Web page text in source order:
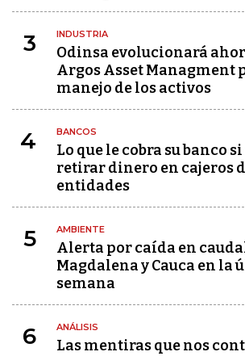
3 INDUSTRIA
Odinsa evolucionará
Argos Asset Managment
manejo de los activos
4 BANCOS
Lo que le cobra su banco
retirar dinero en cajeros
entidades
5 AMBIENTE
Alerta por caída en
Magdalena y Cauca en la
semana
6 ANÁLISIS
Las mentiras que nos